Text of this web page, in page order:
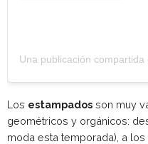
Los estampados son muy
geométricos y orgánicos:
moda esta temporada), a